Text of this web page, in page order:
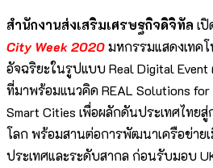
สำนักงานส่งเสริมเศรษฐกิจดิจิทัล เ
City Week 2020มหกรรมแสดงเทค
อัจฉริยะในรูปแบบ Real Digital Event
ที่มาพร้อมแนวคิด REAL Solutions for
Smart Cities เพื่อผลักดันประเทศไทย
โลก พร้อมสานต่อการพัฒนาเครือข่าย
ประเทศและระดับสากล ก่อนรับมอบ